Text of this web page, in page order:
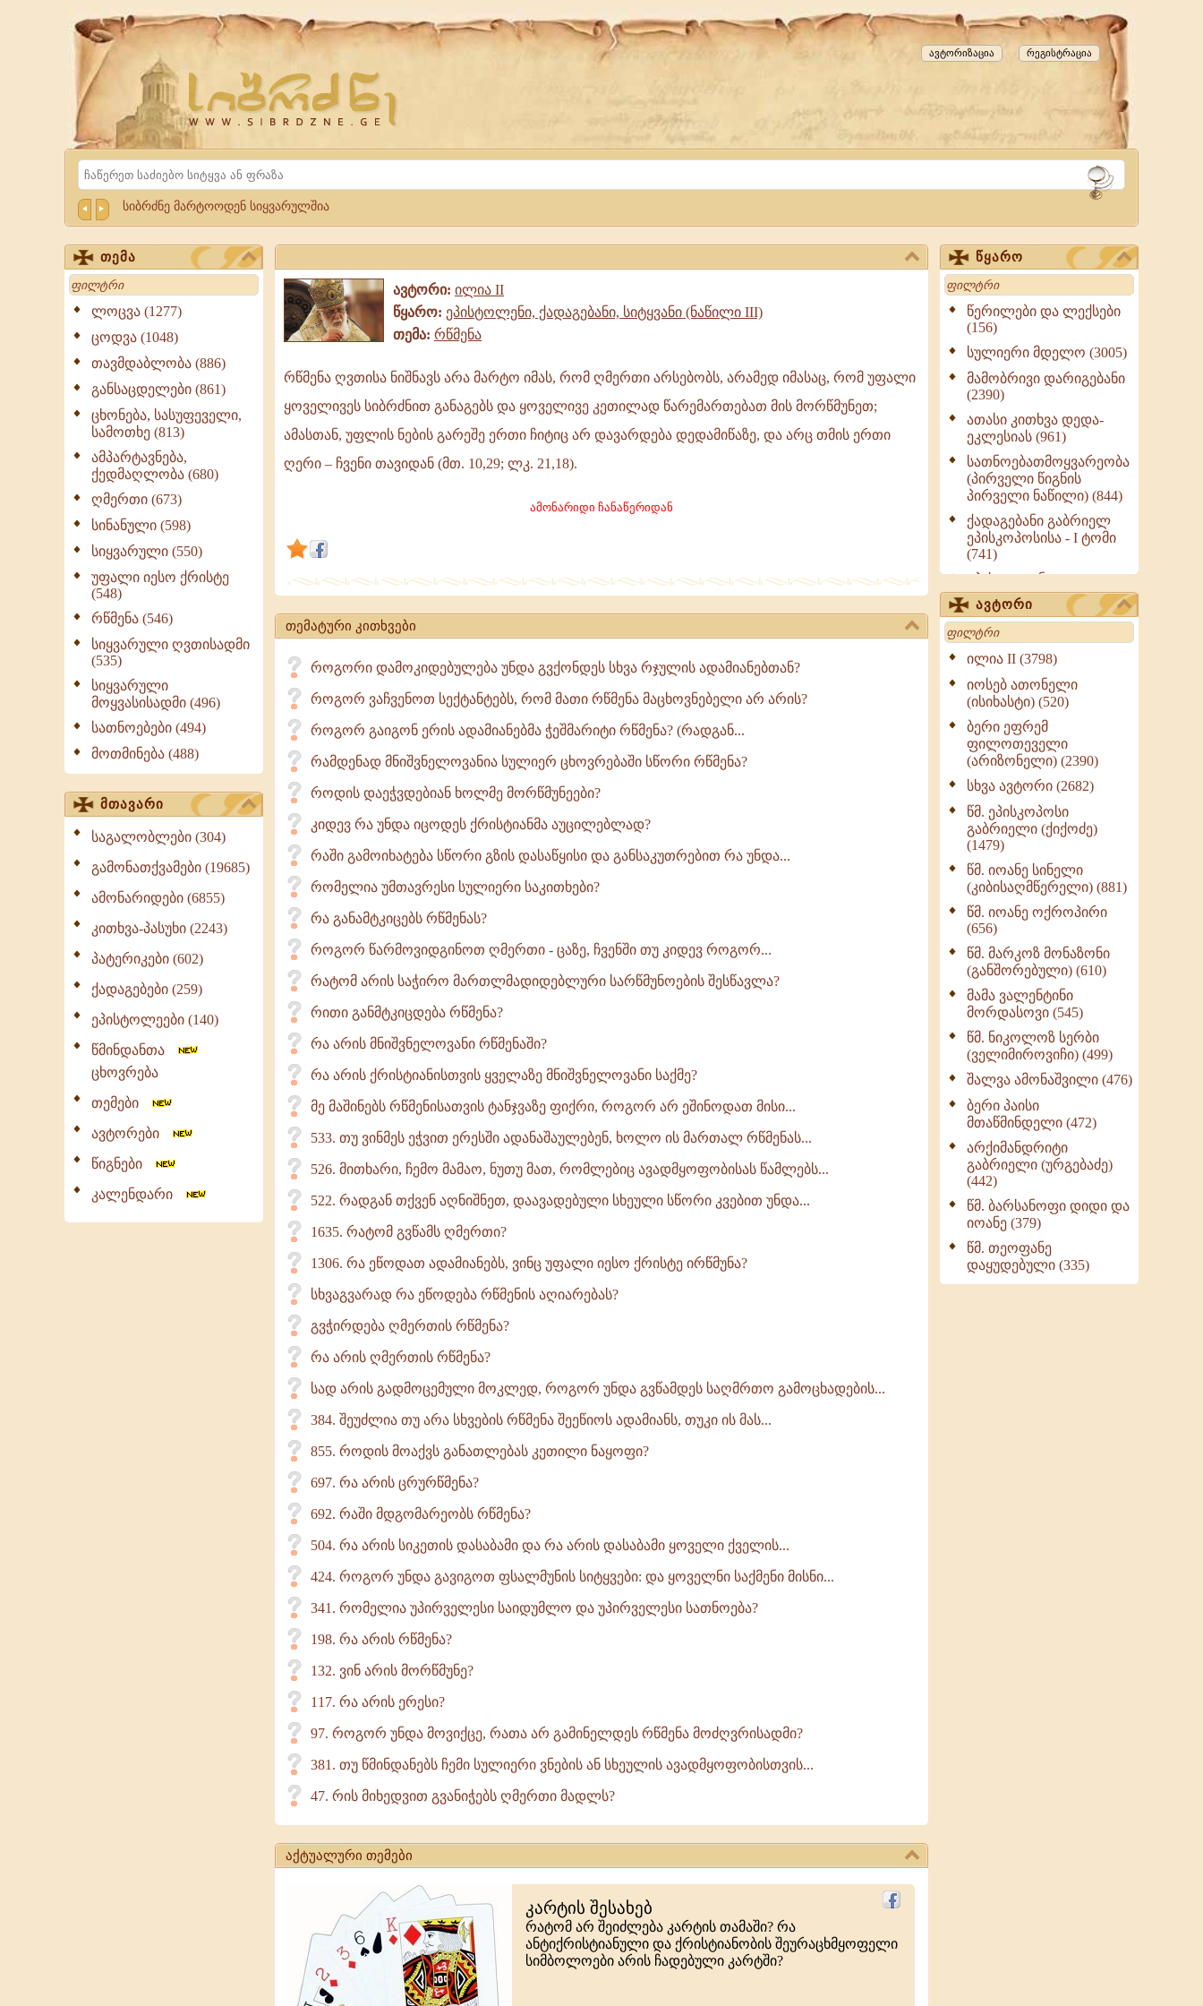
Website
Sibrdzne.ge
რეგისტრაცია
ავტორიზაცია
Search
სიბრძნე მარტოოდენ სიყვარულშია
თემა
Search
ლოცვა (1277)
ცოდვა (1048)
თავმდაბლობა (886)
განსაცდელები (861)
ცხონება, სასუფეველი,
სამოთხე (813)
ამპარტავნება,
ქედმაღლობა (680)
ღმერთი (673)
სინანული (598)
სიყვარული (550)
უფალი იესო ქრისტე
(548)
რწმენა (546)
სიყვარული ღვთისადმი
(535)
სიყვარული
მოყვასისადმი (496)
სათნოებები (494)
მოთმინება (488)
მთავარი
საგალობლები (304)
გამონათქვამები (19685)
ამონარიდები (6855)
კითხვა-პასუხი (2243)
პატერიკები (602)
ქადაგებები (259)
ეპისტოლეები (140)
წმინდანთა
ცხოვრება
თემები
ავტორები
წიგნები
კალენდარი
ავტორი: ილია II
წყარო: ეპისტოლენი, ქადაგებანი, სიტყვანი (ნაწილი III)
თემა: რწმენა
რწმენა
ღვთისა
ნიშნავს
არა
ღმერთი
არამედ
იმასაც,
რომ
უფალი
ყოველივეს
რწმენა ღვთისა ნიშნავს არა მარტო იმას, რომ ღმერთი არსებობს, არამედ იმასაც, რომ უფალი
ყოველივეს სიბრძნით განაგებს და ყოველივე კეთილად წარემართებათ მის მორწმუნეთ;
ამასთან, უფლის ნების გარეშე ერთი ჩიტიც არ დავარდება დედამიწაზე, და არც თმის ერთი
ღერი – ჩვენი თავიდან (მთ. 10,29; ლკ. 21,18).
ამონარიდი ჩანაწერიდან
თემატური კითხვები
როგორი დამოკიდებულება უნდა გვქონდეს სხვა რჯულის ადამიანებთან?
როგორ ვაჩვენოთ სექტანტებს, რომ მათი რწმენა მაცხოვნებელი არ არის?
როგორ გაიგონ ერის ადამიანებმა ჭეშმარიტი რწმენა? (რადგან...
რამდენად მნიშვნელოვანია სულიერ ცხოვრებაში სწორი რწმენა?
როდის დაეჭვდებიან ხოლმე მორწმუნეები?
კიდევ რა უნდა იცოდეს ქრისტიანმა აუცილებლად?
რაში გამოიხატება სწორი გზის დასაწყისი და განსაკუთრებით რა უნდა...
რომელია უმთავრესი სულიერი საკითხები?
რა განამტკიცებს რწმენას?
როგორ წარმოვიდგინოთ ღმერთი - ცაზე, ჩვენში თუ კიდევ როგორ...
რატომ არის საჭირო მართლმადიდებლური სარწმუნოების შესწავლა?
რითი განმტკიცდება რწმენა?
რა არის მნიშვნელოვანი რწმენაში?
რა არის ქრისტიანისთვის ყველაზე მნიშვნელოვანი საქმე?
მე მაშინებს რწმენისათვის ტანჯვაზე ფიქრი, როგორ არ ეშინოდათ მისი...
533. თუ ვინმეს ეჭვით ერესში ადანაშაულებენ, ხოლო ის მართალ რწმენას...
526. მითხარი, ჩემო მამაო, ნუთუ მათ, რომლებიც ავადმყოფობისას წამლებს...
522. რადგან თქვენ აღნიშნეთ, დაავადებული სხეული სწორი კვებით უნდა...
1635. რატომ გვწამს ღმერთი?
1306. რა ეწოდათ ადამიანებს, ვინც უფალი იესო ქრისტე ირწმუნა?
სხვაგვარად რა ეწოდება რწმენის აღიარებას?
გვჭირდება ღმერთის რწმენა?
რა არის ღმერთის რწმენა?
სად არის გადმოცემული მოკლედ, როგორ უნდა გვწამდეს საღმრთო გამოცხადების...
384. შეუძლია თუ არა სხვების რწმენა შეეწიოს ადამიანს, თუკი ის მას...
855. როდის მოაქვს განათლებას კეთილი ნაყოფი?
697. რა არის ცრურწმენა?
692. რაში მდგომარეობს რწმენა?
504. რა არის სიკეთის დასაბამი და რა არის დასაბამი ყოველი ქველის...
424. როგორ უნდა გავიგოთ ფსალმუნის სიტყვები: და ყოველნი საქმენი მისნი...
341. რომელია უპირველესი საიდუმლო და უპირველესი სათნოება?
198. რა არის რწმენა?
132. ვინ არის მორწმუნე?
117. რა არის ერესი?
97. როგორ უნდა მოვიქცე, რათა არ გამინელდეს რწმენა მოძღვრისადმი?
381. თუ წმინდანებს ჩემი სულიერი ვნების ან სხეულის ავადმყოფობისთვის...
47. რის მიხედვით გვანიჭებს ღმერთი მადლს?
აქტუალური თემები
კარტის შესახებ
რატომ არ შეიძლება კარტის თამაში? რა
ანტიქრისტიანული და ქრისტიანობის შეურაცხმყოფელი
სიმბოლოები არის ჩადებული კარტში?
წყარო
Search
წერილები და ლექსები
(156)
სულიერი მდელო (3005)
მამობრივი დარიგებანი
(2390)
ათასი კითხვა დედა-
ეკლესიას (961)
სათნოებათმოყვარეობა
(პირველი წიგნის
პირველი ნაწილი) (844)
ქადაგებანი გაბრიელ
ეპისკოპოსისა - I ტომი
(741)
ეპისტოლენი,
ქადაგებანი, სიტყვანი
(ნაწილი III) (723)
მოძღვრის ძალზე
სასარგებლო რჩევები
მრევლისათვის (545)
Wisdomge (514)
ქადაგებანი გაბრიელ
ეპისკოპოსისა - II ტომი
(370)
სულიერი ცხოვრების
სახელმძღვანელო -
ნაწილი II (369)
ღმერთი და ადამიანები
(287)
ბერის დიადემა (278)
მონაზვნური
გამოცდილების
ოთხი ასეული თავი
სიყვარულის შესახებ
(259)
ავტორი
Search
ილია II (3798)
იოსებ ათონელი
(ისიხასტი) (520)
ბერი ეფრემ
ფილოთეველი
(არიზონელი) (2390)
სხვა ავტორი (2682)
წმ. ეპისკოპოსი
გაბრიელი (ქიქოძე)
(1479)
წმ. იოანე სინელი
(კიბისაღმწერელი) (881)
წმ. იოანე ოქროპირი
(656)
წმ. მარკოზ მონაზონი
(განშორებული) (610)
მამა ვალენტინი
მორდასოვი (545)
წმ. ნიკოლოზ სერბი
(ველიმიროვიჩი) (499)
შალვა ამონაშვილი (476)
ბერი პაისი
მთაწმინდელი (472)
არქიმანდრიტი
გაბრიელი (ურგებაძე)
(442)
წმ. ბარსანოფი დიდი და
იოანე (379)
წმ. თეოფანე
დაყუდებული (335)